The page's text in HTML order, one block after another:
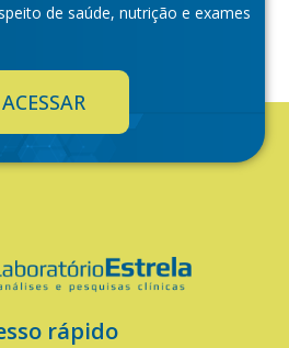
de saúde, nutrição e exames
ACESSAR
rápido